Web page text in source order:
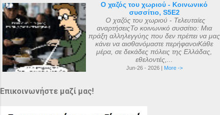
Ο χαζός του χωριού - Κοινωνικό
συσσίτιο, S5E2
Ο χαζός του χωριού - Τελευταίες
αναρτήσειςΤο κοινωνικό συσσίτιο: Μια
πράξη αλληλεγγύης που δεν πρέπει να μας
κάνει να αισθανόμαστε περήφανοιΚάθε
μέρα, σε δεκάδες πόλεις της Ελλάδας,
εθελοντές,...
Jun-26 - 2026 | More ->
Επικοινωνήστε μαζί μας!